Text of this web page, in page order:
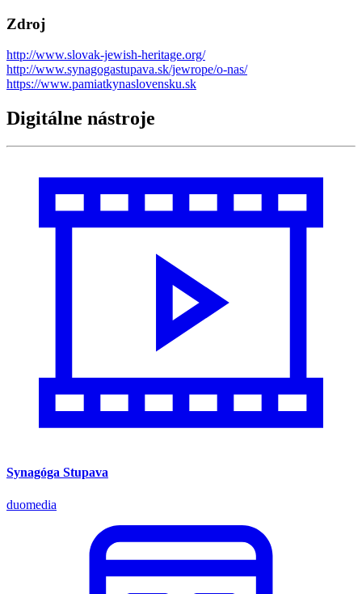
Zdroj
http://www.slovak-jewish-heritage.org/
http://www.synagogastupava.sk/jewrope/o-nas/
https://www.pamiatkynaslovensku.sk
Digitálne nástroje
Synagóga Stupava
duomedia